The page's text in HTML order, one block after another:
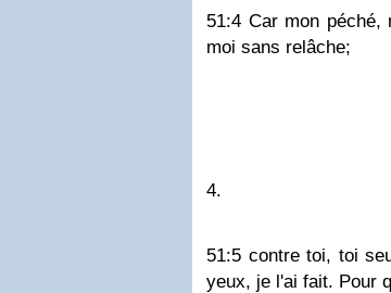
51:4 Car mon
moi sans relâche;
4.
51:5 contre toi, toi
yeux, je l'ai fait. Pour